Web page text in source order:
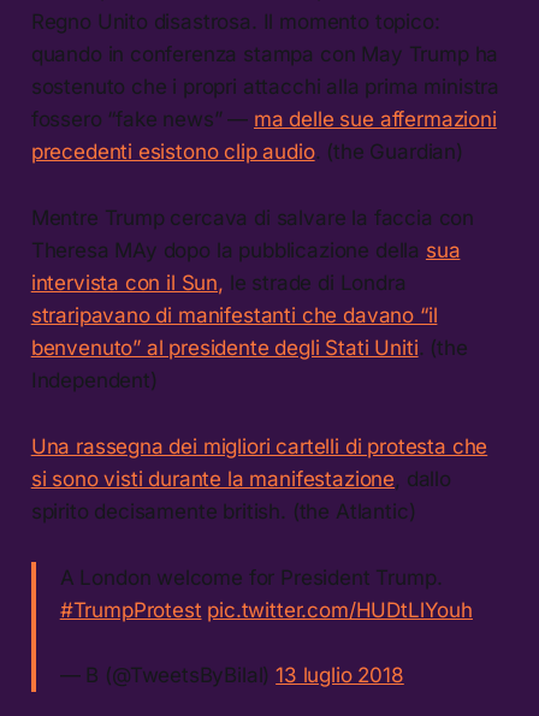
Regno Unito disastrosa. Il momento topico:
quando in conferenza stampa con May Trump ha
sostenuto che i propri attacchi alla prima ministra
fossero “fake news” — ma delle sue affermazioni
precedenti esistono clip audio. (the Guardian)
Mentre Trump cercava di salvare la faccia con
Theresa MAy dopo la pubblicazione della sua
intervista con il Sun, le strade di Londra
straripavano di manifestanti che davano “il
benvenuto” al presidente degli Stati Uniti. (the
Independent)
Una rassegna dei migliori cartelli di protesta che
si sono visti durante la manifestazione , dallo
spirito decisamente british. (the Atlantic)
A London welcome for President Trump.
#TrumpProtest pic.twitter.com/HUDtLlYouh
— B (@TweetsByBilal)13 luglio 2018